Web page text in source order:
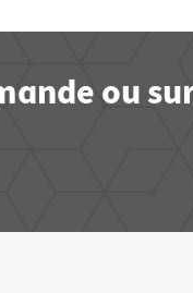
ou